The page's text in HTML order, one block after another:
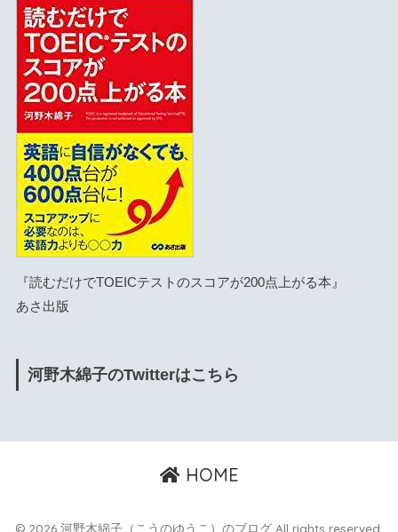
『読むだけでTOEICテストのスコアが200点上がる本』
あさ出版
河野木綿子のTwitterはこちら
HOME
© 2026 河野木綿子（こうのゆうこ）のブログ All rights reserved.